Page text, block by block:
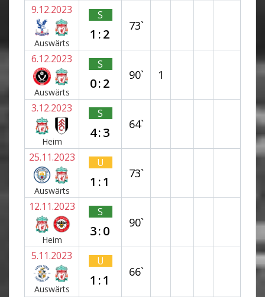
9.12.2023
Auswärts
S
1:2
73`
6.12.2023
Auswärts
S
0:2
90` 1
3.12.2023
Heim
S
4:3
64`
25.11.2023
Auswärts
U
1:1
73`
12.11.2023
Heim
S
3:0
90`
5.11.2023
Auswärts
U
1:1
66`